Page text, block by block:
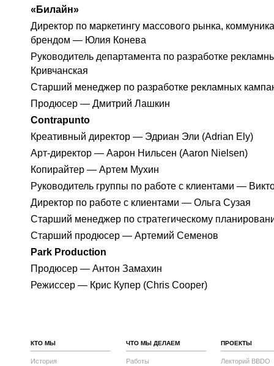
«Билайн»
Директор по маркетингу массового рынка,
брендом — Юлия Конева
Руководитель департамента по разработке
Кривчанская
Старший менеджер по разработке рекламных
Продюсер — Дмитрий Лашкин
Contrapunto
Креативный директор — Эдриан Эли (Adrian Ely)
Арт-директор — Аарон Нильсен (Aaron Nielsen)
Копирайтер — Артем Мухин
Руководитель группы по работе с клиентами —
Директор по работе с клиентами — Ольга Сузая
Старший менеджер по стратегическому
Старший продюсер — Артемий Семенов
Park Production
Продюсер — Антон Замахин
Режиссер — Крис Купер (Chris Cooper)
КТО МЫ
История
ЧТО МЫ ДЕЛАЕМ
Работы
ПРОЕКТЫ
Лекторий BBDO